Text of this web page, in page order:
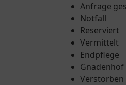
Anfrage
Notfall
Reserviert
Vermittelt
Endpflege
Gnadenhof
Verstorben